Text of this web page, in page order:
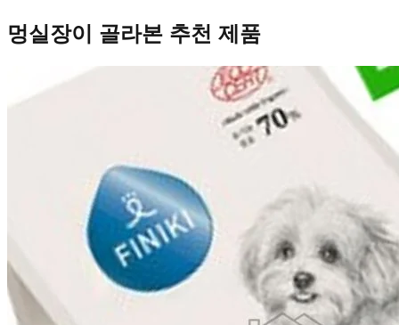
멍실장이 골라본 추천 제품